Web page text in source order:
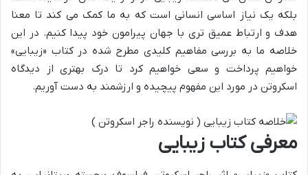
بلکه یک نیاز اساسی انسانی است که به ما کمک می کند تا معنا
هدف و ارتباط عمیق تری با جهان پیرامون خود پیدا کنیم. در این
خلاصه ما به بررسی مفاهیم کلیدی مطرح شده در کتاب «زیبایی»
خواهیم پرداخت و سعی خواهیم کرد تا درک بهتری از دیدگاه
اسکروتن در مورد این مفهوم پیچیده و ارزشمند به دست آوریم.
معرفی کتاب زیبایی